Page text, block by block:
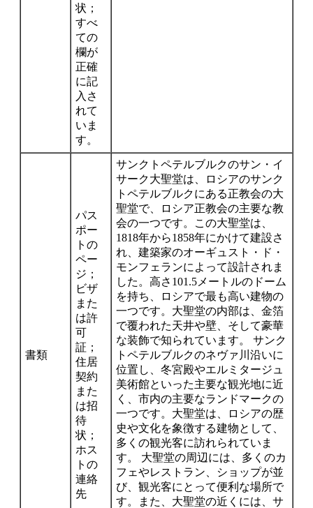
状；
すべ
ての
欄が
正確
に記
入さ
れて
いま
す。
書類
パス
ポー
トの
ペー
ジ；
ビザ
また
は許
可
証；
住居
契約
また
は招
待
状；
ホス
トの
連絡
先
サンクトペテルブルクのサン・イ
サーク大聖堂は、ロシアのサンク
トペテルブルクにある正教会の大
聖堂で、ロシア正教会の主要な教
会の一つです。この大聖堂は、
1818年から1858年にかけて建設さ
れ、建築家のオーギュスト・ド・
モンフェランによって設計されま
した。高さ101.5メートルのドーム
を持ち、ロシアで最も高い建物の
一つです。大聖堂の内部は、金箔
で覆われた天井や壁、そして豪華
な装飾で知られています。 サンク
トペテルブルクのネヴァ川沿いに
位置し、冬宮殿やエルミタージュ
美術館といった主要な観光地に近
く、市内の主要なランドマークの
一つです。大聖堂は、ロシアの歴
史や文化を象徴する建物として、
多くの観光客に訪れられていま
す。 大聖堂の周辺には、多くのカ
フェやレストラン、ショップが並
び、観光客にとって便利な場所で
す。また、大聖堂の近くには、サ